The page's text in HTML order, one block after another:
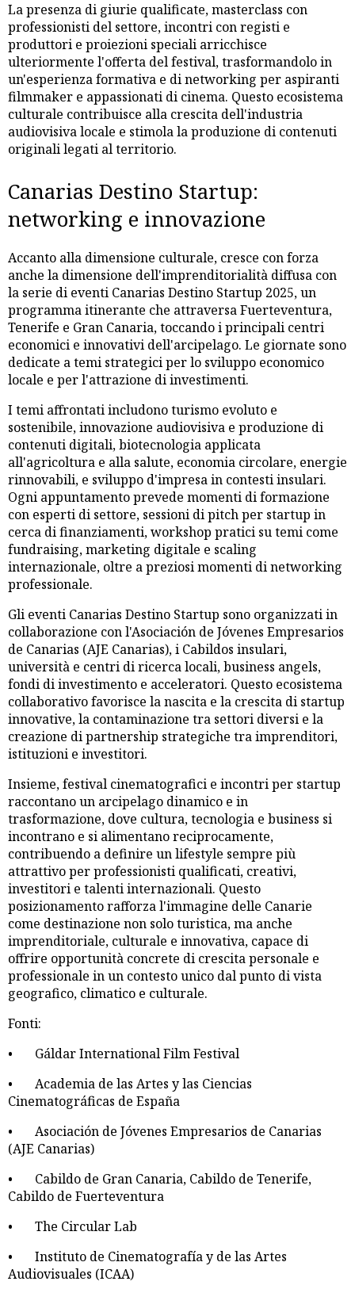
La presenza di giurie qualificate, masterclass con
professionisti del settore, incontri con registi e
produttori e proiezioni speciali arricchisce
ulteriormente l'offerta del festival, trasformandolo in
un'esperienza formativa e di networking per aspiranti
filmmaker e appassionati di cinema. Questo ecosistema
culturale contribuisce alla crescita dell'industria
audiovisiva locale e stimola la produzione di contenuti
originali legati al territorio.
Canarias Destino Startup:
networking e innovazione
Accanto alla dimensione culturale, cresce con forza
anche la dimensione dell'imprenditorialità diffusa con
la serie di eventi Canarias Destino Startup 2025, un
programma itinerante che attraversa Fuerteventura,
Tenerife e Gran Canaria, toccando i principali centri
economici e innovativi dell'arcipelago. Le giornate sono
dedicate a temi strategici per lo sviluppo economico
locale e per l'attrazione di investimenti.
I temi affrontati includono turismo evoluto e
sostenibile, innovazione audiovisiva e produzione di
contenuti digitali, biotecnologia applicata
all'agricoltura e alla salute, economia circolare, energie
rinnovabili, e sviluppo d'impresa in contesti insulari.
Ogni appuntamento prevede momenti di formazione
con esperti di settore, sessioni di pitch per startup in
cerca di finanziamenti, workshop pratici su temi come
fundraising, marketing digitale e scaling
internazionale, oltre a preziosi momenti di networking
professionale.
Gli eventi Canarias Destino Startup sono organizzati in
collaborazione con l'Asociación de Jóvenes Empresarios
de Canarias (AJE Canarias), i Cabildos insulari,
università e centri di ricerca locali, business angels,
fondi di investimento e acceleratori. Questo ecosistema
collaborativo favorisce la nascita e la crescita di startup
innovative, la contaminazione tra settori diversi e la
creazione di partnership strategiche tra imprenditori,
istituzioni e investitori.
Insieme, festival cinematografici e incontri per startup
raccontano un arcipelago dinamico e in
trasformazione, dove cultura, tecnologia e business si
incontrano e si alimentano reciprocamente,
contribuendo a definire un lifestyle sempre più
attrattivo per professionisti qualificati, creativi,
investitori e talenti internazionali. Questo
posizionamento rafforza l'immagine delle Canarie
come destinazione non solo turistica, ma anche
imprenditoriale, culturale e innovativa, capace di
offrire opportunità concrete di crescita personale e
professionale in un contesto unico dal punto di vista
geografico, climatico e culturale.
Fonti:
• Gáldar International Film Festival
• Academia de las Artes y las Ciencias
Cinematográficas de España
• Asociación de Jóvenes Empresarios de Canarias
(AJE Canarias)
• Cabildo de Gran Canaria, Cabildo de Tenerife,
Cabildo de Fuerteventura
• The Circular Lab
• Instituto de Cinematografía y de las Artes
Audiovisuales (ICAA)